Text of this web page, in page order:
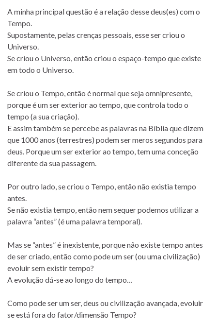
A minha principal questão é a relação desse deus(es) com o
Tempo.
Supostamente, pelas crenças pessoais, esse ser criou o
Universo.
Se criou o Universo, então criou o espaço-tempo que existe
em todo o Universo.
Se criou o Tempo, então é normal que seja omnipresente,
porque é um ser exterior ao tempo, que controla todo o
tempo (a sua criação).
E assim também se percebe as palavras na Bíblia que dizem
que 1000 anos (terrestres) podem ser meros segundos para
deus. Porque um ser exterior ao tempo, tem uma conceção
diferente da sua passagem.
Por outro lado, se criou o Tempo, então não existia tempo
antes.
Se não existia tempo, então nem sequer podemos utilizar a
palavra “antes” (é uma palavra temporal).
Mas se “antes” é inexistente, porque não existe tempo antes
de ser criado, então como pode um ser (ou uma civilização)
evoluir sem existir tempo?
A evolução dá-se ao longo do tempo…
Como pode ser um ser, deus ou civilização avançada, evoluir
se está fora do fator/dimensão Tempo?